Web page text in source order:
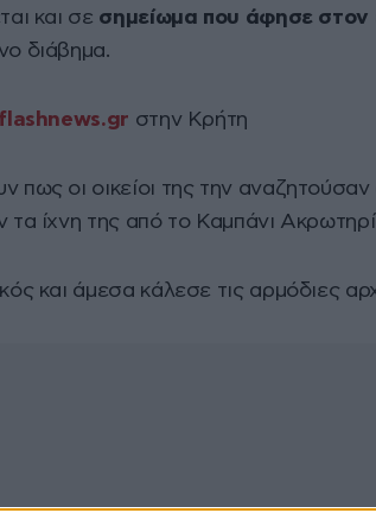
και σε σημείωμα που άφησε στον
διάβημα.
flashnews.gr στην Κρήτη
πως οι οικείοι της την
τα ίχνη της από το Καμπάνι
και άμεσα κάλεσε τις αρμόδιες